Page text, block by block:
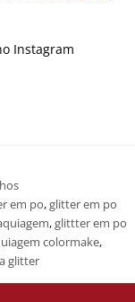
Instagram
em po,glitter em po
,glittter em po
colormake,
glitter